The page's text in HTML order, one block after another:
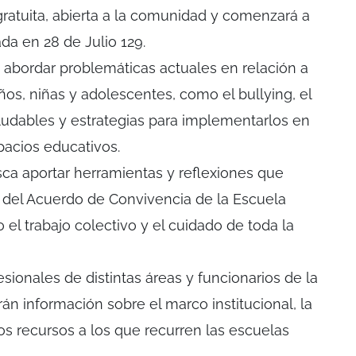
abierta a la comunidad y comenzará a
en 28 de Julio 129.
problemáticas actuales en relación a
niñas y adolescentes, como el bullying, el
y estrategias para implementarlos en
educativos.
aportar herramientas y reflexiones que
Acuerdo de Convivencia de la Escuela
el trabajo colectivo y el cuidado de toda la
de distintas áreas y funcionarios de la
información sobre el marco institucional, la
recursos a los que recurren las escuelas